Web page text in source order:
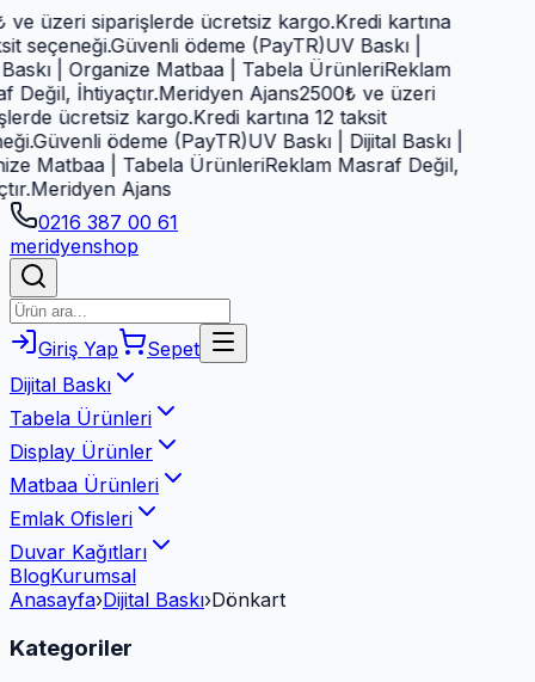
üzeri siparişlerde ücretsiz kargo.Kredi kartına
seçeneği.Güvenli ödeme (PayTR)UV Baskı |
| Organize Matbaa | Tabela ÜrünleriReklam
Değil, İhtiyaçtır.Meridyen Ajans2500₺ ve üzeri
ücretsiz kargo.Kredi kartına 12 taksit
Güvenli ödeme (PayTR)UV Baskı | Dijital Baskı |
Matbaa | Tabela ÜrünleriReklam Masraf Değil,
Meridyen Ajans
0216 387 00 61
meridyenshop
Giriş Yap
Sepet
Dijital Baskı
Tabela Ürünleri
Display Ürünler
Matbaa Ürünleri
Emlak Ofisleri
Duvar Kağıtları
BlogKurumsal
Anasayfa›Dijital Baskı›Dönkart
Kategoriler